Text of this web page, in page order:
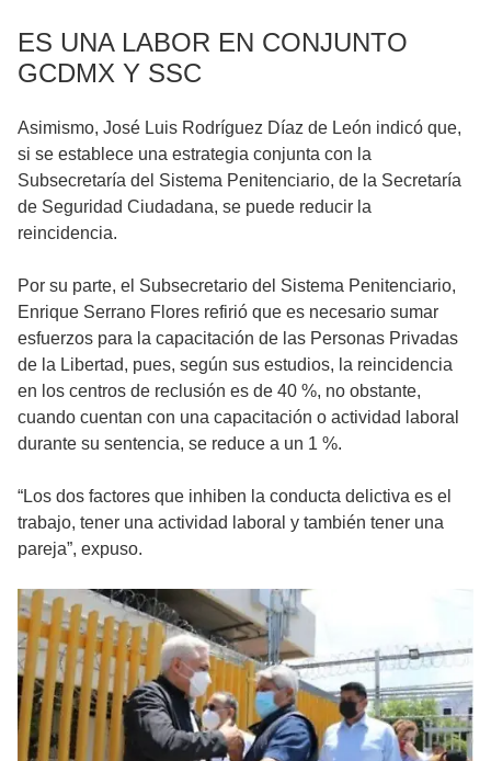
ES UNA LABOR EN CONJUNTO
GCDMX Y SSC
Asimismo, José Luis Rodríguez Díaz de León indicó que,
si se establece una estrategia conjunta con la
Subsecretaría del Sistema Penitenciario, de la Secretaría
de Seguridad Ciudadana, se puede reducir la
reincidencia.
Por su parte, el Subsecretario del Sistema Penitenciario,
Enrique Serrano Flores refirió que es necesario sumar
esfuerzos para la capacitación de las Personas Privadas
de la Libertad, pues, según sus estudios, la reincidencia
en los centros de reclusión es de 40 %, no obstante,
cuando cuentan con una capacitación o actividad laboral
durante su sentencia, se reduce a un 1 %.
“Los dos factores que inhiben la conducta delictiva es el
trabajo, tener una actividad laboral y también tener una
pareja”, expuso.